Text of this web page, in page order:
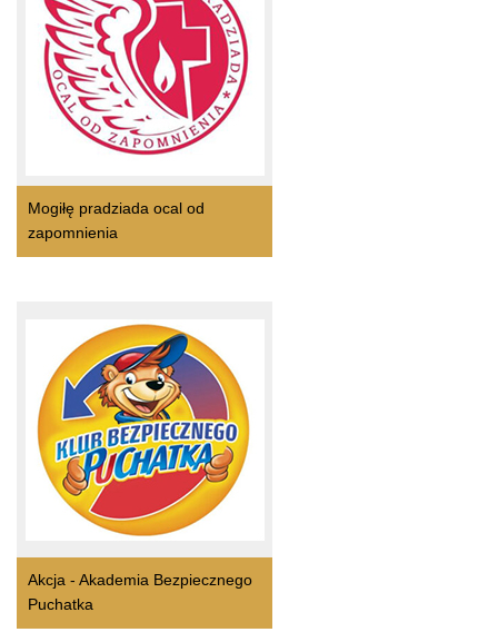
Mogiłę pradziada ocal od
zapomnienia
Akcja - Akademia Bezpiecznego
Puchatka